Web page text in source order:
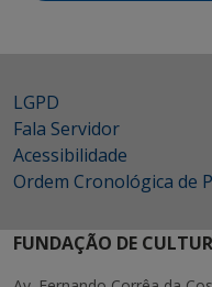
LGPD
Fala Servidor
Acessibilidade
Ordem Cronológica de
FUNDAÇÃO DE